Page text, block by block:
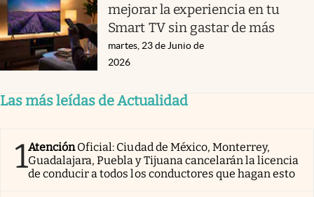
mejorar la experiencia en tu
Smart TV sin gastar de más
martes, 23 de Junio de
2026
Las más leídas de Actualidad
1AtenciónOficial: Ciudad de México, Monterrey,
Guadalajara, Puebla y Tijuana cancelarán la licencia
de conducir a todos los conductores que hagan esto